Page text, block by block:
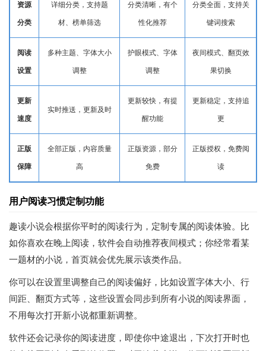
资源
分类
详细分类，支持题
材、榜单筛选
分类清晰，有个
性化推荐
分类全面，支持关
键词搜索
阅读
设置
多种主题、字体大小
调整
护眼模式、字体
调整
夜间模式、翻页效
果切换
更新
速度
实时推送，更新及时
更新较快，有提
醒功能
更新稳定，支持追
更
正版
保障
全部正版，内容质量
高
正版资源，部分
免费
正版授权，免费阅
读
用户阅读习惯定制功能
趣读小说会根据你平时的阅读行为，定制专属的阅读体验。比
如你喜欢在晚上阅读，软件会自动推荐夜间模式；你经常看某
一题材的小说，首页就会优先展示该类作品。
你可以在设置里调整自己的阅读偏好，比如设置字体大小、行
间距、翻页方式等，这些设置会同步到所有小说的阅读界面，
不用每次打开新小说都重新调整。
软件还会记录你的阅读进度，即使你中途退出，下次打开时也